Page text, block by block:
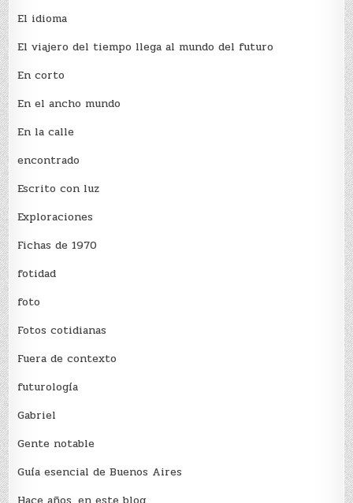
El idioma
El viajero del tiempo llega al mundo del futuro
En corto
En el ancho mundo
En la calle
encontrado
Escrito con luz
Exploraciones
Fichas de 1970
fotidad
foto
Fotos cotidianas
Fuera de contexto
futurología
Gabriel
Gente notable
Guía esencial de Buenos Aires